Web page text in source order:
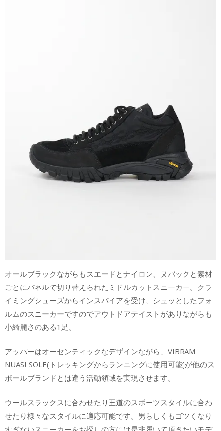
オールブラックながらもスエードとナイロン、ヌバックと素材
ごとにパネルで切り替えられたミドルカットスニーカー。クラ
イミングシューズからインスパイアを受け、シュッとしたフォ
ルムのスニーカーですのでアウトドアテイストがありながらも
小綺麗さのある1足。
アッパーはオーセンティックなデザインながら、VIBRAM
NUASI SOLE(トレッキングからランニングに使用可能)が他のス
ポールブランドとは違う活動領域を実現させます。
ウールスラックスに合わせたり王道のスポーツスタイルに合わ
せたり様々なスタイルに適応可能です。男らしくもゴツくなり
すぎないスニーカーをお探しの方には是非履いて頂きたいモデ